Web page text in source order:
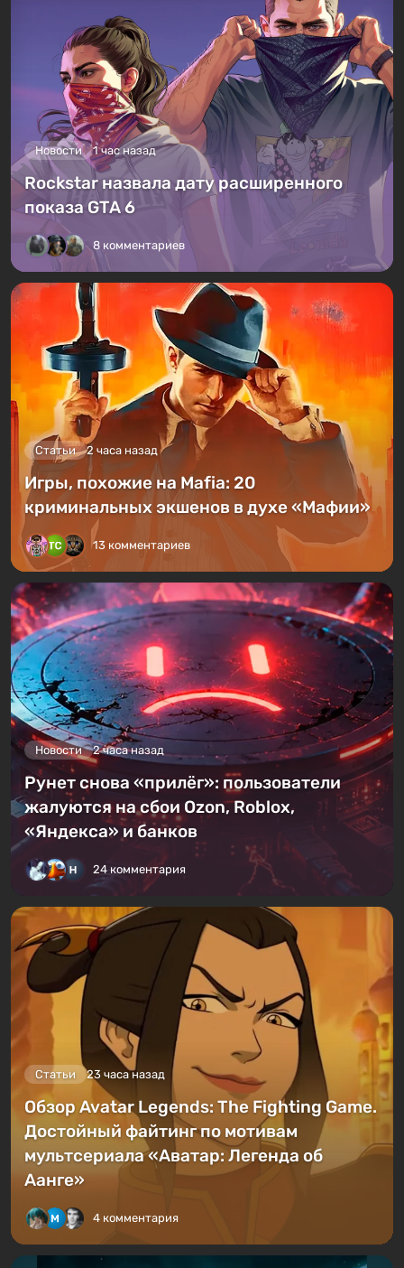
Новости 1 час назад
Rockstar назвала дату расширенного
показа GTA 6
8 комментариев
Статьи 2 часа назад
Игры, похожие на Mafia: 20
криминальных экшенов в духе «Мафии»
13 комментариев
Новости 2 часа назад
Рунет снова «прилёг»: пользователи
жалуются на сбои Ozon, Roblox,
«Яндекса» и банков
24 комментария
Статьи 23 часа назад
Обзор Avatar Legends: The Fighting Game.
Достойный файтинг по мотивам
мультсериала «Аватар: Легенда об
Аанге»
4 комментария